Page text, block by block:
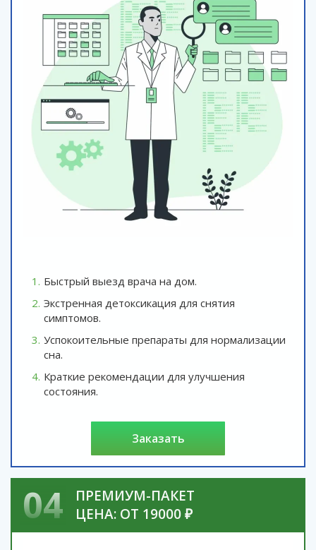
Быстрый выезд врача на дом.
Экстренная детоксикация для снятия
симптомов.
Успокоительные препараты для нормализации
сна.
Краткие рекомендации для улучшения
состояния.
заказать
04
ПРЕМИУМ-ПАКЕТ
ЦЕНА: ОТ 19000 ₽